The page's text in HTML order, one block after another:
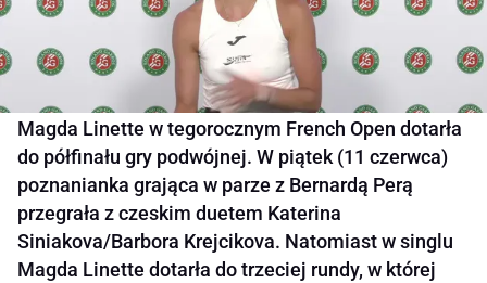
Magda Linette w tegorocznym French Open dotarła
do półfinału gry podwójnej. W piątek (11 czerwca)
poznanianka grająca w parze z Bernardą Perą
przegrała z czeskim duetem Katerina
Siniakova/Barbora Krejcikova. Natomiast w singlu
Magda Linette dotarła do trzeciej rundy, w której